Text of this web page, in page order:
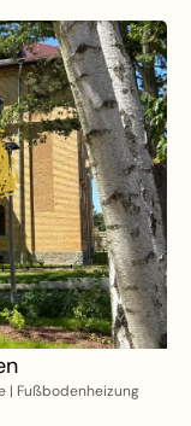
| Fußbodenheizung